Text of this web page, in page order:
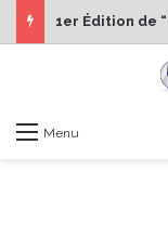
Menu